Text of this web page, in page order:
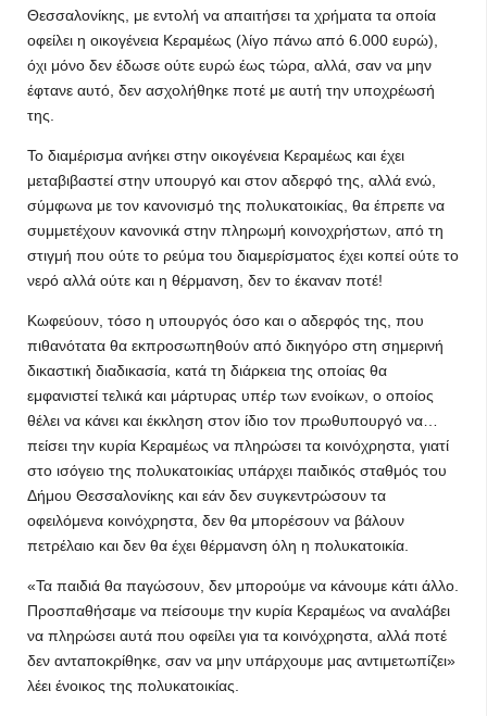
Θεσσαλονίκης, με εντολή να απαιτήσει τα χρήματα τα οποία
οφείλει η οικογένεια Κεραμέως (λίγο πάνω από 6.000 ευρώ),
όχι μόνο δεν έδωσε ούτε ευρώ έως τώρα, αλλά, σαν να μην
έφτανε αυτό, δεν ασχολήθηκε ποτέ με αυτή την υποχρέωσή
της.
Το διαμέρισμα ανήκει στην οικογένεια Κεραμέως και έχει
μεταβιβαστεί στην υπουργό και στον αδερφό της, αλλά ενώ,
σύμφωνα με τον κανονισμό της πολυκατοικίας, θα έπρεπε να
συμμετέχουν κανονικά στην πληρωμή κοινοχρήστων, από τη
στιγμή που ούτε το ρεύμα του διαμερίσματος έχει κοπεί ούτε το
νερό αλλά ούτε και η θέρμανση, δεν το έκαναν ποτέ!
Κωφεύουν, τόσο η υπουργός όσο και ο αδερφός της, που
πιθανότατα θα εκπροσωπηθούν από δικηγόρο στη σημερινή
δικαστική διαδικασία, κατά τη διάρκεια της οποίας θα
εμφανιστεί τελικά και μάρτυρας υπέρ των ενοίκων, ο οποίος
θέλει να κάνει και έκκληση στον ίδιο τον πρωθυπουργό να…
πείσει την κυρία Κεραμέως να πληρώσει τα κοινόχρηστα, γιατί
στο ισόγειο της πολυκατοικίας υπάρχει παιδικός σταθμός του
Δήμου Θεσσαλονίκης και εάν δεν συγκεντρώσουν τα
οφειλόμενα κοινόχρηστα, δεν θα μπορέσουν να βάλουν
πετρέλαιο και δεν θα έχει θέρμανση όλη η πολυκατοικία.
«Τα παιδιά θα παγώσουν, δεν μπορούμε να κάνουμε κάτι άλλο.
Προσπαθήσαμε να πείσουμε την κυρία Κεραμέως να αναλάβει
να πληρώσει αυτά που οφείλει για τα κοινόχρηστα, αλλά ποτέ
δεν ανταποκρίθηκε, σαν να μην υπάρχουμε μας αντιμετωπίζει»
λέει ένοικος της πολυκατοικίας.